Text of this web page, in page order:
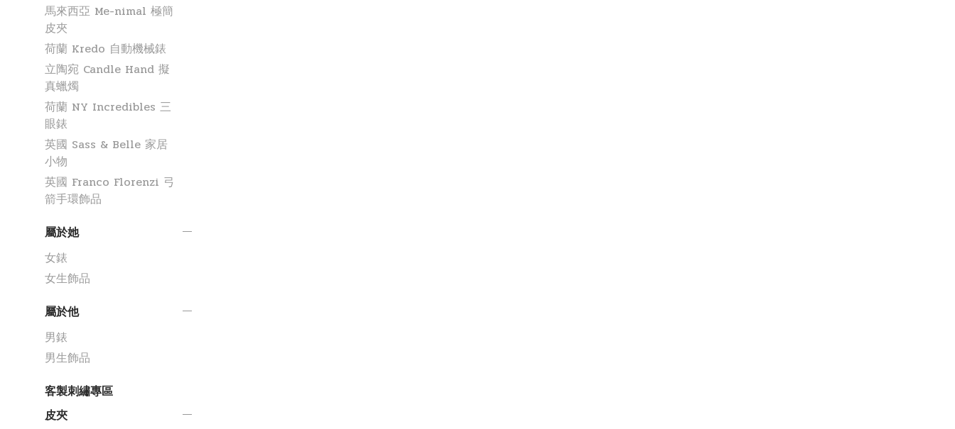
馬來西亞 Me-nimal 極簡
皮夾
荷蘭 Kredo 自動機械錶
立陶宛 Candle Hand 擬
真蠟燭
荷蘭 NY Incredibles 三
眼錶
英國 Sass & Belle 家居
小物
英國 Franco Florenzi 弓
箭手環飾品
屬於她
女錶
女生飾品
屬於他
男錶
男生飾品
客製刺繡專區
皮夾